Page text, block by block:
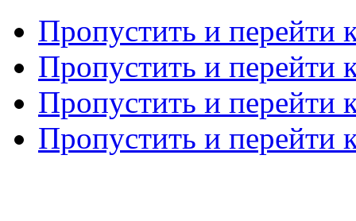
Пропустить и перейти
Пропустить и перейти
Пропустить и перейти
Пропустить и перейти